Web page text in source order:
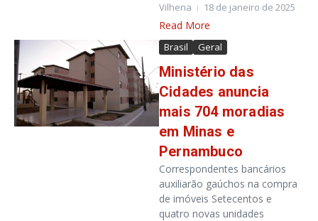
Vilhena 18 de janeiro de 2025
Read More
Brasil Geral
Ministério das
Cidades anuncia
mais 704 moradias
em Minas e
Pernambuco
Correspondentes bancários
auxiliarão gaúchos na compra
de imóveis Setecentos e
quatro novas unidades